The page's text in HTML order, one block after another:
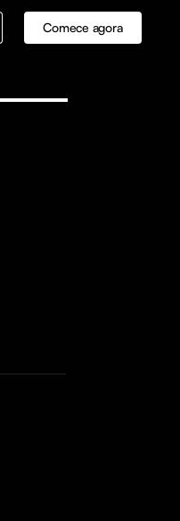
Comece agora